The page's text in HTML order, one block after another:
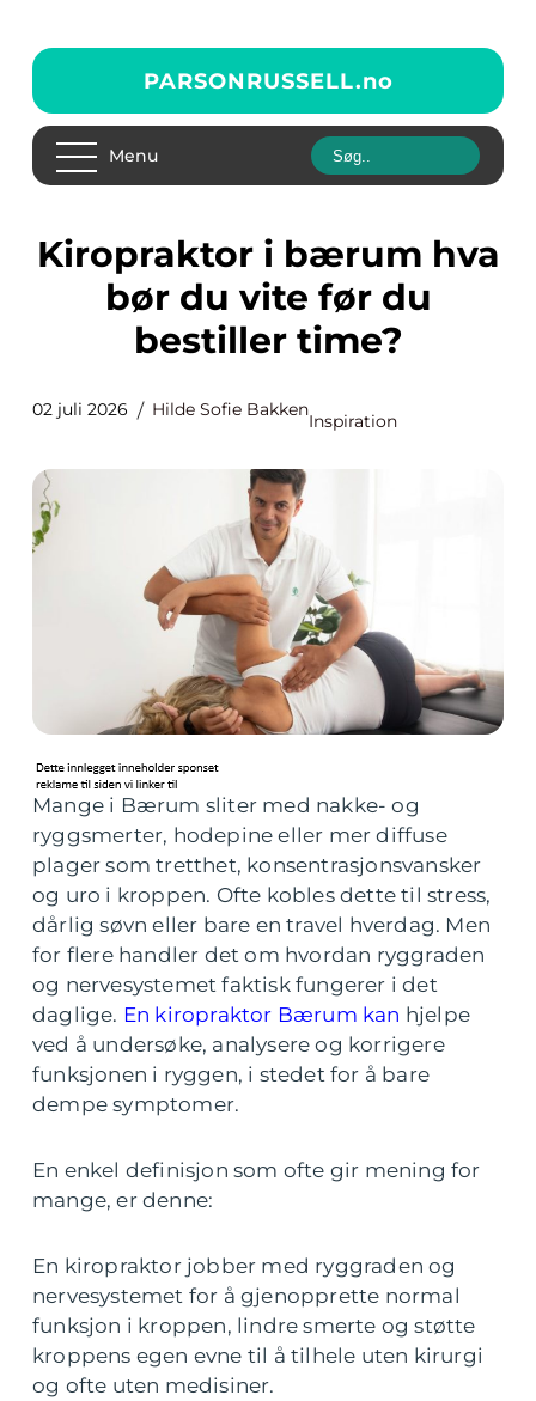
PARSONRUSSELL.no
Menu
Kiropraktor i bærum hva
bør du vite før du
bestiller time?
02 juli 2026 Hilde Sofie Bakken
Inspiration
Mange i Bærum sliter med nakke- og
ryggsmerter, hodepine eller mer diffuse
plager som tretthet, konsentrasjonsvansker
og uro i kroppen. Ofte kobles dette til stress,
dårlig søvn eller bare en travel hverdag. Men
for flere handler det om hvordan ryggraden
og nervesystemet faktisk fungerer i det
daglige. En kiropraktor Bærum kan hjelpe
ved å undersøke, analysere og korrigere
funksjonen i ryggen, i stedet for å bare
dempe symptomer.
En enkel definisjon som ofte gir mening for
mange, er denne:
En kiropraktor jobber med ryggraden og
nervesystemet for å gjenopprette normal
funksjon i kroppen, lindre smerte og støtte
kroppens egen evne til å tilhele uten kirurgi
og ofte uten medisiner.